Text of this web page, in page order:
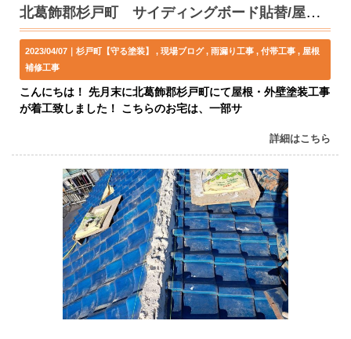
北葛飾郡杉戸町 サイディングボード貼替/屋根・外壁塗装工事 着工！
2023/04/07｜杉戸町【守る塗装】 現場ブログ 雨漏り工事 付帯工事
屋根
補修工事
こんにちは！ 先月末に北葛飾郡杉戸町にて屋根・外壁塗装工事
が着工致しました！ こちらのお宅は、一部サ
詳細はこちら